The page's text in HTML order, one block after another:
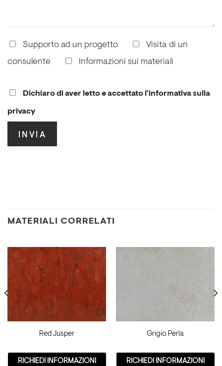
Supporto ad un progetto
Visita di un
consulente
Informazioni sui materiali
Dichiaro di aver letto e accettato l'informativa sulla
privacy
MATERIALI CORRELATI
Red Jusper
RICHIEDI INFORMAZIONI
Grigio Perla
RICHIEDI INFORMAZIONI